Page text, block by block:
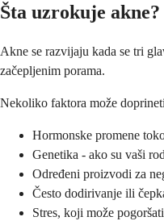
Šta uzrokuje akne?
Akne se razvijaju kada se tri
začepljenim porama.
Nekoliko faktora može
Hormonske promene
Genetika - ako su vaši
Određeni proizvodi za
Često dodirivanje ili
Stres, koji može